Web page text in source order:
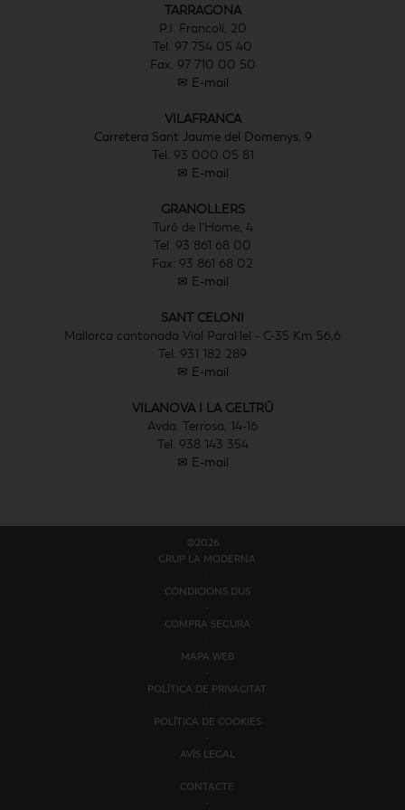
TARRAGONA
P.I. Francolí, 20
Tel. 97 754 05 40
Fax. 97 710 00 50
✉ E-mail
VILAFRANCA
Carretera Sant Jaume del Domenys, 9
Tel. 93 000 05 81
✉ E-mail
GRANOLLERS
Turó de l'Home, 4
Tel. 93 861 68 00
Fax: 93 861 68 02
✉ E-mail
SANT CELONI
Mallorca cantonada Vial Paral·lel - C-35 Km 56,6
Tel. 931 182 289
✉ E-mail
VILANOVA I LA GELTRÚ
Avda. Terrosa, 14-16
Tel. 938 143 354
✉ E-mail
©2026
GRUP LA MODERNA
·
CONDICIONS D´US
·
COMPRA SEGURA
·
MAPA WEB
·
POLÍTICA DE PRIVACITAT
·
POLÍTICA DE COOKIES
·
AVÍS LEGAL
·
CONTACTE
·